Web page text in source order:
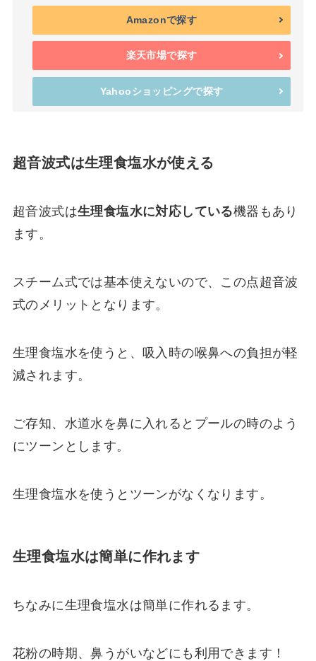
Amazonで探す
楽天市場で探す
Yahooショッピングで探す
超音波式は生理食塩水が使える
超音波式は生理食塩水に対応している機器もあり
ます。
スチーム式では基本使えないので、この点超音波
式のメリットとなります。
生理食塩水を使うと、吸入時の喉鼻への負担が軽
減されます。
ご存知、水道水を鼻に入れるとプールの時のよう
にツーンとします。
生理食塩水を使うとツーンがなくなります。
生理食塩水は簡単に作れます
ちなみに生理食塩水は簡単に作れるます。
花粉の時期、鼻うがいなどにも利用できます！